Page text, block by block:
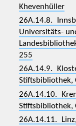
Khevenhüller
26A.14.8.
Universitäts-
255
26A.14.9.
Stiftsbibliothek,
26A.14.10.
Stiftsbibliothek,
26A.14.11. Linz,